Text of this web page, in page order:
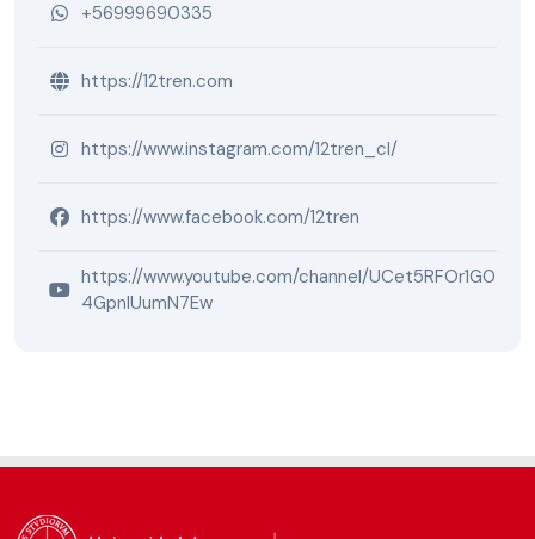
+56999690335
https://12tren.com
https://www.instagram.com/12tren_cl/
https://www.facebook.com/12tren
https://www.youtube.com/channel/UCet5RFOr1G0
4GpnlUumN7Ew